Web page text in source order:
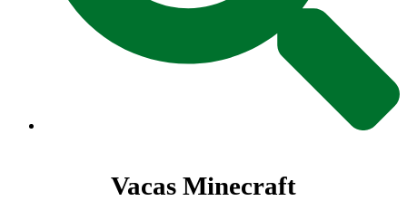
Vacas Minecraft